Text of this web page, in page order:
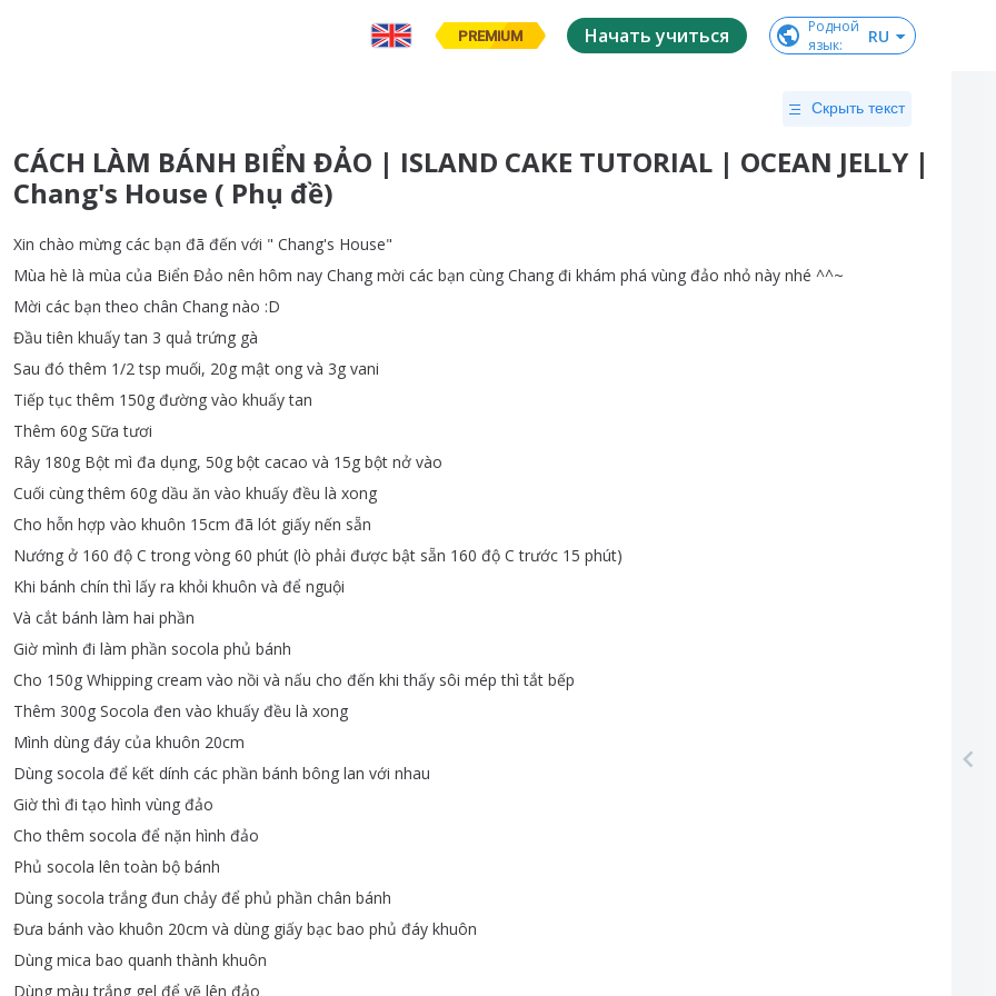
PREMIUM Начать учиться
Родной
язык: RU
Скрыть текст
CÁCH LÀM BÁNH BIỂN ĐẢO | ISLAND CAKE TUTORIAL | OCEAN JELLY |
Chang's House ( Phụ đề)
Xin chào mừng các bạn đã đến với " Chang's House"
Mùa hè là mùa của Biển Đảo nên hôm nay Chang mời các bạn cùng Chang đi khám phá vùng đảo nhỏ này nhé ^^~
Mời các bạn theo chân Chang nào :D
Đầu tiên khuấy tan 3 quả trứng gà
Sau đó thêm 1/2tsp muối, 20g mật ong và 3g vani
Tiếp tục thêm 150g đường vào khuấy tan
Thêm 60g Sữa tươi
Rây 180g Bột mì đa dụng, 50g bột cacao và 15g bột nở vào
Cuối cùng thêm 60g dầu ăn vào khuấy đều là xong
Cho hỗn hợp vào khuôn 15cm đã lót giấy nến sẵn
Nướng ở 160 độ C trong vòng 60 phút (lò phải được bật sẵn 160 độ C trước 15 phút)
Khi bánh chín thì lấy ra khỏi khuôn và để nguội
Và cắt bánh làm hai phần
Giờ mình đi làm phần socola phủ bánh
Cho 150g Whipping cream vào nồi và nấu cho đến khi thấy sôi mép thì tắt bếp
Thêm 300g Socola đen vào khuấy đều là xong
Mình dùng đáy của khuôn 20cm
Dùng socola để kết dính các phần bánh bông lan với nhau
Giờ thì đi tạo hình vùng đảo
Cho thêm socola để nặn hình đảo
Phủ socola lên toàn bộ bánh
Dùng socola trắng đun chảy để phủ phần chân bánh
Đưa bánh vào khuôn 20cm và dùng giấy bạc bao phủ đáy khuôn
Dùng mica bao quanh thành khuôn
Dùng màu trắng gel để vẽ lên đảo